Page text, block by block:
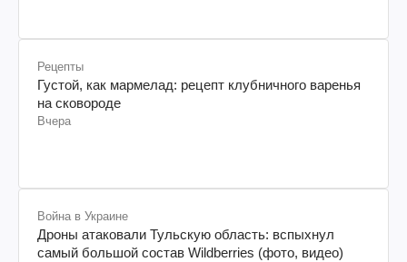
Рецепты
Густой, как мармелад: рецепт клубничного варенья
на сковороде
Вчера
Война в Украине
Дроны атаковали Тульскую область: вспыхнул
самый большой состав Wildberries (фото, видео)